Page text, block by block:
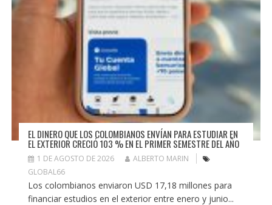
EL DINERO QUE LOS COLOMBIANOS ENVÍAN PARA ESTUDIAR EN
EL EXTERIOR CRECIÓ 103 % EN EL PRIMER SEMESTRE DEL AÑO
1 DE AGOSTO DE 2026
ALBERTO MARIN
GLOBAL66
Los colombianos enviaron USD 17,18 millones para
financiar estudios en el exterior entre enero y junio...